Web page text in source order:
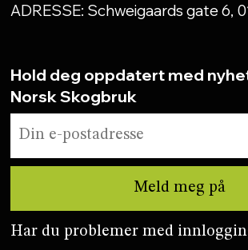
ADRESSE: Schweigaards gate 6,
Hold deg oppdatert med
Norsk Skogbruk
Har du problemer med